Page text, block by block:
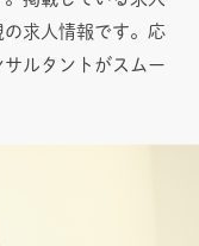
求人情報です。応
ルタントがスムー